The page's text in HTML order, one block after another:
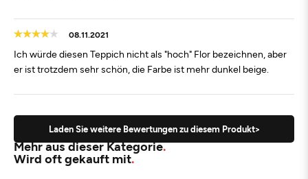
08.11.2021
Ich würde diesen Teppich nicht als "hoch" Flor bezeichnen, aber
er ist trotzdem sehr schön, die Farbe ist mehr dunkel beige.
Laden Sie weitere Bewertungen zu diesem Produkt>
Mehr aus dieser Kategorie
Wird oft gekauft mit